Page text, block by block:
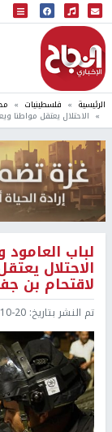
البث المباشر
إذاعة النجاح
الرئيسية فلسطينيات
الاحتلال يعتقل مواطنا
لباب
الاحتلال
لاقتحام بن
تم النشر بتاريخ: 19:21